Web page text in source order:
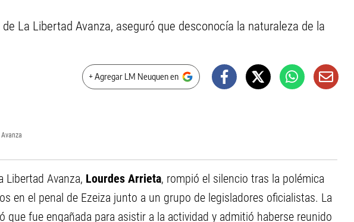
La Libertad Avanza, aseguró que desconocía la naturaleza de la
+ Agregar LM Neuquen en
Libertad Avanza, Lourdes Arrieta, rompió el silencio tras la polémica
en el penal de Ezeiza junto a un grupo de legisladores oficialistas. La
que fue engañada para asistir a la actividad y admitió haberse reunido